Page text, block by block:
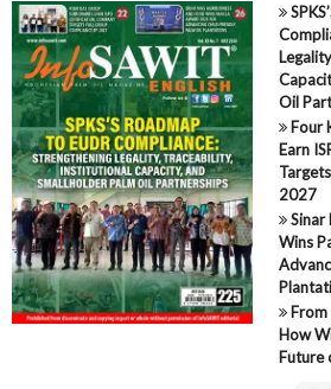
Oil
Four
Earn
2027
Sinar
Wins
From
How
Future